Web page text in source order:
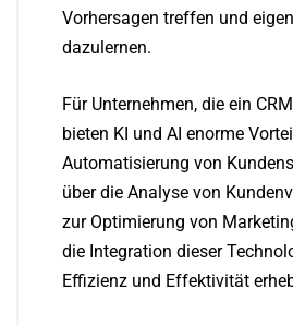
Vorhersagen treffen und
dazulernen.
Für Unternehmen, die ein
bieten KI und AI enorme
Automatisierung von
über die Analyse von
zur Optimierung von
die Integration dieser
Effizienz und Effektivität